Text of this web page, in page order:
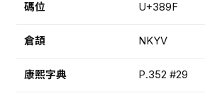
碼位 U+389F
倉頡 NKYV
康熙字典 P.352 #29